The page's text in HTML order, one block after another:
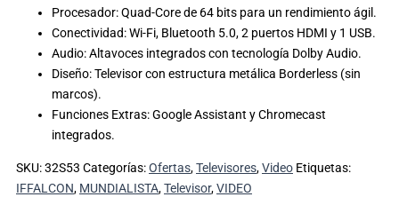
Procesador: Quad-Core de 64 bits para un rendimiento ágil.
Conectividad: Wi-Fi, Bluetooth 5.0, 2 puertos HDMI y 1 USB.
Audio: Altavoces integrados con tecnología Dolby Audio.
Diseño: Televisor con estructura metálica Borderless (sin
marcos).
Funciones Extras: Google Assistant y Chromecast
integrados.
SKU:32S53 Categorías:Ofertas,Televisores,Video Etiquetas:
IFFALCON, MUNDIALISTA,Televisor,VIDEO